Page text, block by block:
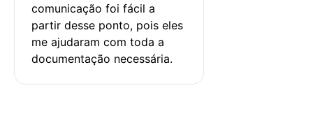
comunicação foi fácil a
partir desse ponto, pois eles
me ajudaram com toda a
documentação necessária.